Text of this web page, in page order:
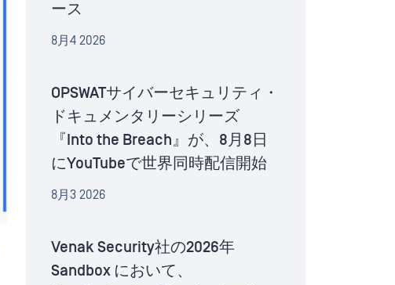
ース
8月4 2026
OPSWATサイバーセキュリティ・
ドキュメンタリーシリーズ
『Into the Breach』が、8月8日
にYouTubeで世界同時配信開始
8月3 2026
Venak Security社の2026年
Sandbox において、